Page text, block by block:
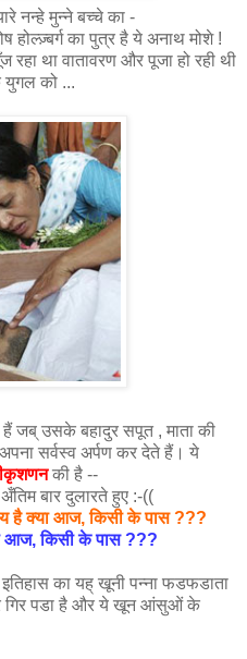
नन्हे मुन्ने बच्चे का -
होल्ज़्बर्ग का पुत्र है ये अनाथ मोशे !
था वातावरण और पूजा हो रही थी
युगल को ...
हैं जब् उसके बहादुर सपूत , माता की
सर्वस्व अर्पण कर देते हैं। ये
की है --
बार दुलारते हुए :-((
है क्या आज, किसी के पास ???
आज,किसी के पास ???
का यह् खूनी पन्ना फडफडाता
गिर पडा है और ये खून आंसुओं के